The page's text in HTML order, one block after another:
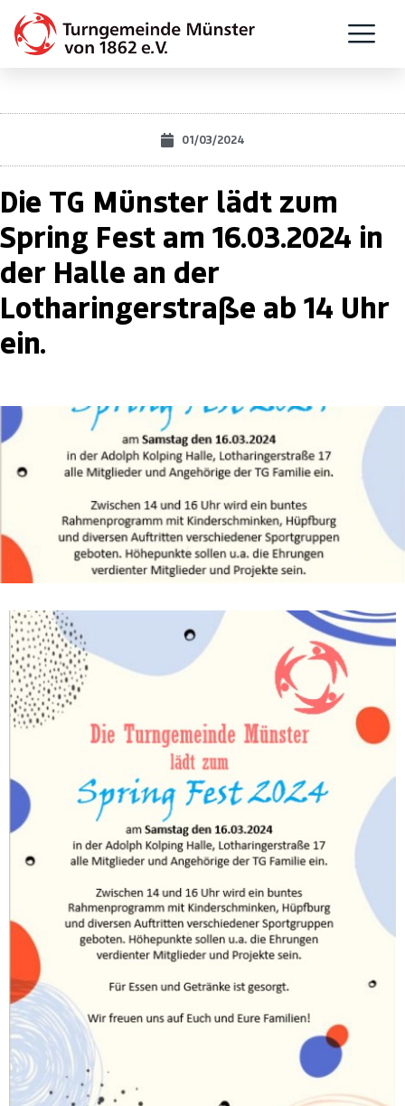
01/03/2024
Die TG Münster lädt zum
Spring Fest am 16.03.2024 in
der Halle an der
Lotharingerstraße ab 14 Uhr
ein.